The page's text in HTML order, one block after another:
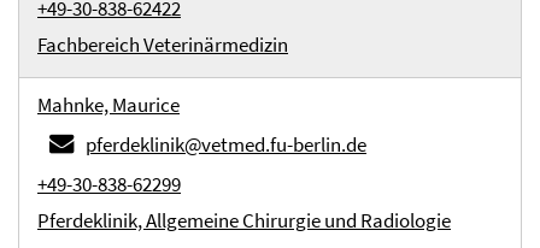
+49-30-838-62422
Fachbereich Veterinärmedizin
Mahnke, Maurice
pferdeklinik@vetmed.fu-berlin.de
+49-30-838-62299
Pferdeklinik, Allgemeine Chirurgie und Radiologie